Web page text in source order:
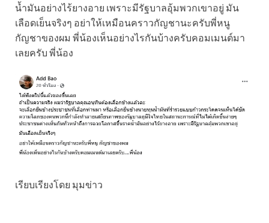
น้ำมันอย่างไร้ยางอาย เพราะมีรัฐบาลอุ้มพวกเขาอยู่ มัน
เลือดเย็นจริงๆ อย่าให้เหมือนคราวกัญชานะครับพี่หนู
กัญชาของผม พี่น้องเห็นอย่างไรกันบ้างครับคอมเมนต์มา
เลยครับ พี่น้อง
เรียบเรียงโดย มุมข่าว